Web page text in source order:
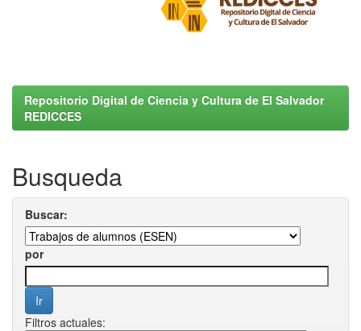
Repositorio Digital de Ciencia y Cultura de El Salvador
REDICCES
Busqueda
Buscar:
por
Filtros actuales: